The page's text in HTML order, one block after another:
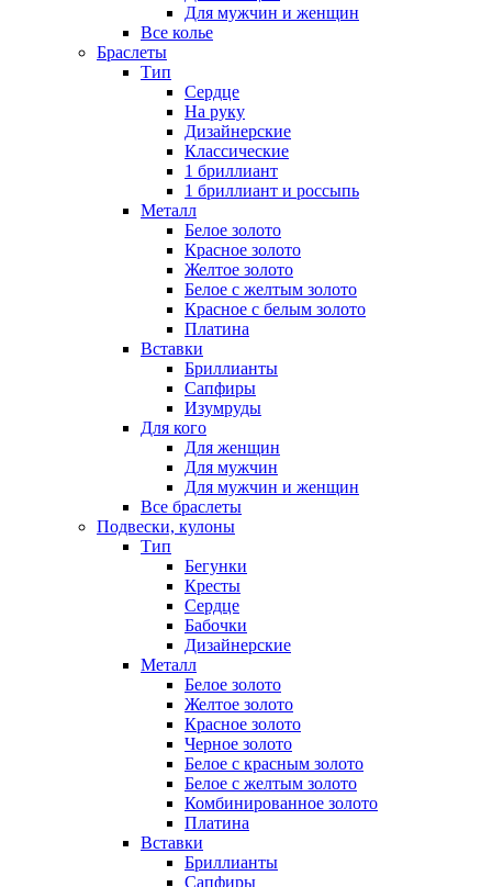
Для мужчин и женщин
Все колье
Браслеты
Тип
Сердце
На руку
Дизайнерские
Классические
1 бриллиант
1 бриллиант и россыпь
Металл
Белое золото
Красное золото
Желтое золото
Белое с желтым золото
Красное с белым золото
Платина
Вставки
Бриллианты
Сапфиры
Изумруды
Для кого
Для женщин
Для мужчин
Для мужчин и женщин
Все браслеты
Подвески, кулоны
Тип
Бегунки
Кресты
Сердце
Бабочки
Дизайнерские
Металл
Белое золото
Желтое золото
Красное золото
Черное золото
Белое с красным золото
Белое с желтым золото
Комбинированное золото
Платина
Вставки
Бриллианты
Сапфиры